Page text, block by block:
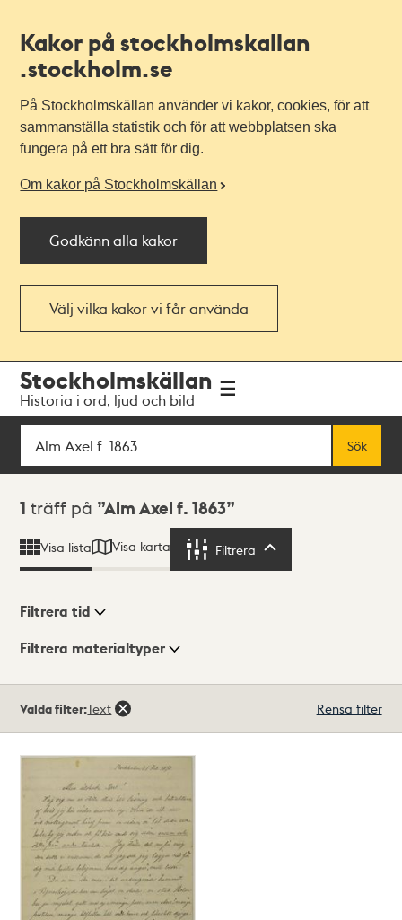
Kakor på stockholmskallan
.stockholm.se
På Stockholmskällan använder vi kakor, cookies, för att
sammanställa statistik och för att webbplatsen ska
fungera på ett bra sätt för dig.
Om kakor på Stockholmskällan
Godkänn alla kakor
Välj vilka kakor vi får använda
navigationen
huvudinnehållet
Stockholmskällan
Historia i ord, ljud och bild
Sök
Sök
Sökresultat
1 träff på Alm Axel f. 1863
Visa lista Visa karta Filtrera
Visningsläge
Filtrera tid
Filtrera materialtyper
träffar
Valda filter:Text Rensa filter